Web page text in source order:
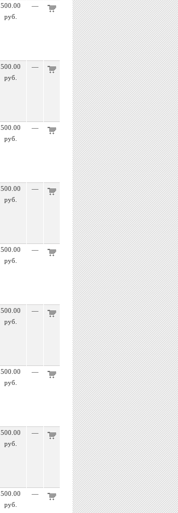
500.00
руб.
—
500.00
руб.
—
500.00
руб.
—
500.00
руб.
—
500.00
руб.
—
500.00
руб.
—
500.00
руб.
—
500.00
руб.
—
500.00
руб.
—